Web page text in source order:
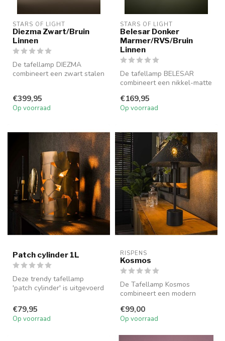
STARS OF LIGHT
Diezma Zwart/Bruin
Linnen
De tafellamp DIEZMA
combineert een zwart stalen
€399,95
Op voorraad
STARS OF LIGHT
Belesar Donker
Marmer/RVS/Bruin
Linnen
De tafellamp BELESAR
combineert een nikkel-matte
natuur...
€169,95
Op voorraad
Patch cylinder 1L
Deze trendy tafellamp
'patch cylinder' is uitgevoerd
ant...
€79,95
Op voorraad
RISPENS
Kosmos
De Tafellamp Kosmos
combineert een modern
verlichting, id...
€99,00
Op voorraad